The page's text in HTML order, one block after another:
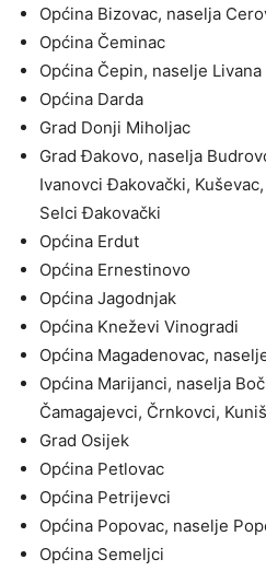
Općina Bizovac, naselja
Općina Čeminac
Općina Čepin, naselje Livana
Općina Darda
Grad Donji Miholjac
Grad Đakovo, naselja
Ivanovci Đakovački,
Selci Đakovački
Općina Erdut
Općina Ernestinovo
Općina Jagodnjak
Općina Kneževi Vinogradi
Općina Magadenovac,
Općina Marijanci, naselja
Čamagajevci, Črnkovci,
Grad Osijek
Općina Petlovac
Općina Petrijevci
Općina Popovac, naselje
Općina Semeljci